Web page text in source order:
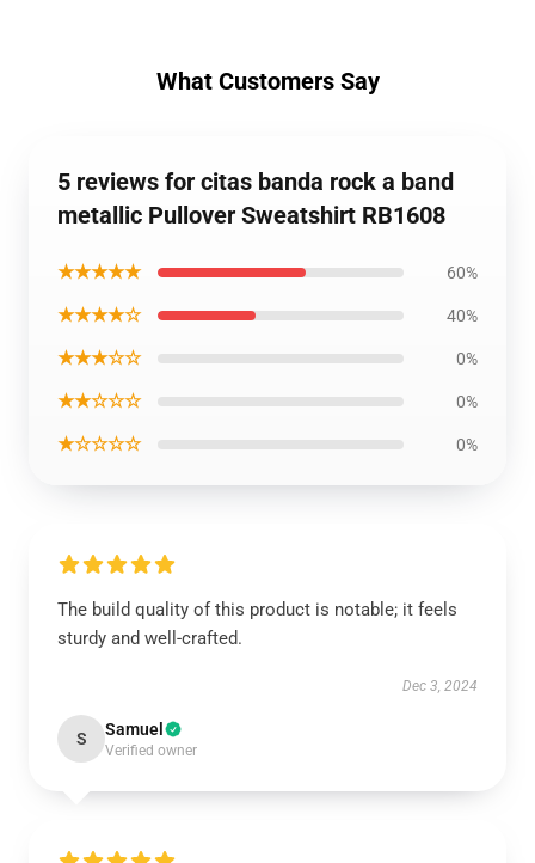
What Customers Say
5 reviews for citas banda rock a band
metallic Pullover Sweatshirt RB1608
★★★★★ 60%
★★★★☆ 40%
★★★☆☆ 0%
★★☆☆☆ 0%
★☆☆☆☆ 0%
The build quality of this product is notable; it feels
sturdy and well-crafted.
Dec 3, 2024
S Samuel
Verified owner